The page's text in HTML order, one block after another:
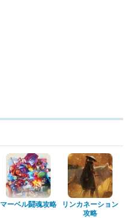
マーベル闘魂攻略
リンカネーション
攻略